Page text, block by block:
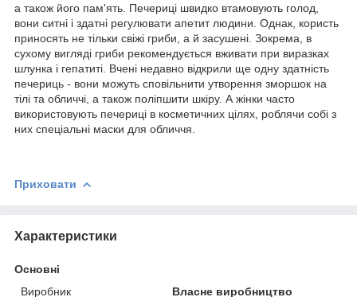
а також його пам'ять. Печериці швидко втамовують голод,
вони ситні і здатні регулювати апетит людини. Однак, користь
приносять не тільки свіжі гриби, а й засушені. Зокрема, в
сухому вигляді гриби рекомендується вживати при виразках
шлунка і гепатиті. Вчені недавно відкрили ще одну здатність
печериць - вони можуть сповільнити утворення зморшок на
тілі та обличчі, а також поліпшити шкіру. А жінки часто
використовують печериці в косметичних цілях, роблячи собі з
них спеціальні маски для обличчя.
Приховати
Характеристики
Основні
Виробник
Власне виробництво